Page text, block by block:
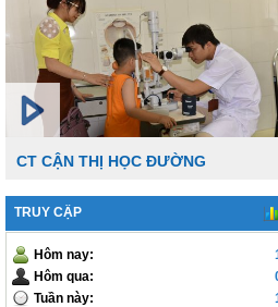
CT CẬN THỊ HỌC ĐƯỜNG
TRUY CẬP
Hôm nay:
Hôm qua:
Tuần này: